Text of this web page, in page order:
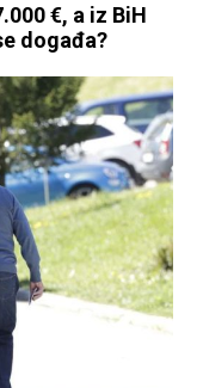
€, a iz BiH
događa?